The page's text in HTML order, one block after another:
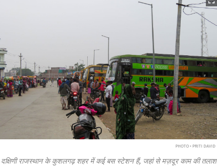
PHOTO • PRITI DAVID
दक्षिणी राजस्थान के कुशलगढ़ शहर में कई बस स्टेशन हैं, जहां से मज़दूर काम की तलाश